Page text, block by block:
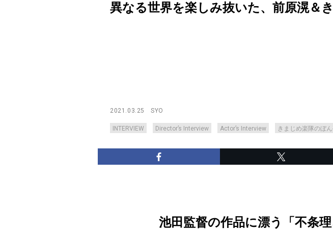
異なる世界を楽しみ抜いた、前原滉＆
2021.03.25 SYO
INTERVIEW Director’s Interview Actor’s Interview きまじめ楽隊のぼ
池田監督の作品に漂う「不条